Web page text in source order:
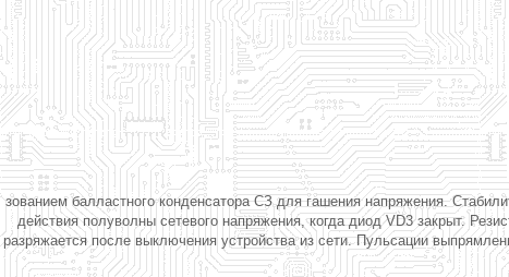
зованием балластного конденсатора СЗ для гашения напряжения.
действия полуволны сетевого напряжения, когда диод VD3 закрыт.
разряжается после выключения устройства из сети. Пульсации